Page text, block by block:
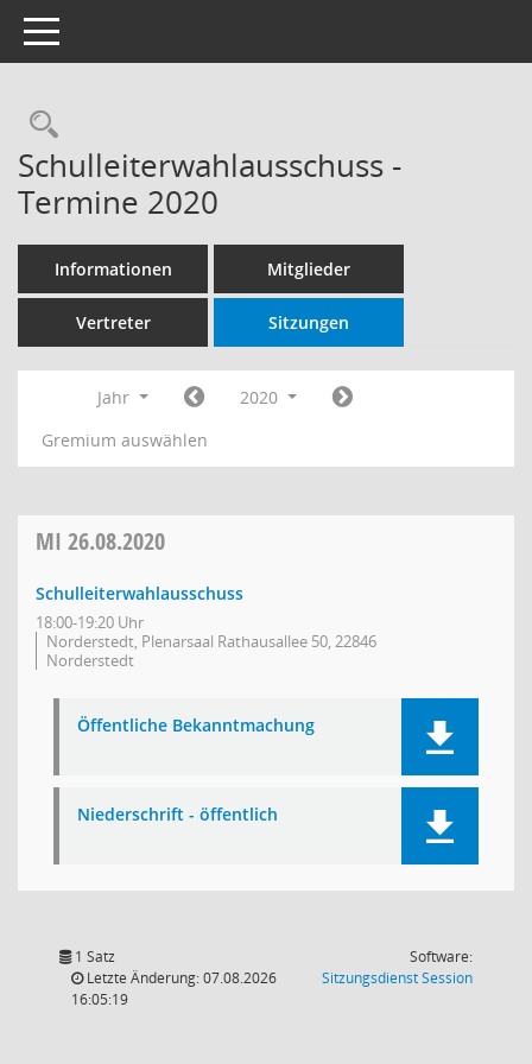
Toggle navigation
Rechercheauswahl
Schulleiterwahlausschuss -
Termine 2020
Informationen Mitglieder
Vertreter Sitzungen
Jahr
2020
Gremium auswählen
MI 26.08.2020
Schulleiterwahlausschuss
18:00-19:20 Uhr
Norderstedt, Plenarsaal Rathausallee 50, 22846
Norderstedt
Öffentliche Bekanntmachung
Niederschrift - öffentlich
1 Satz
Letzte Änderung: 07.08.2026
16:05:19
Software:
SitzungsdienstSession(Wird in